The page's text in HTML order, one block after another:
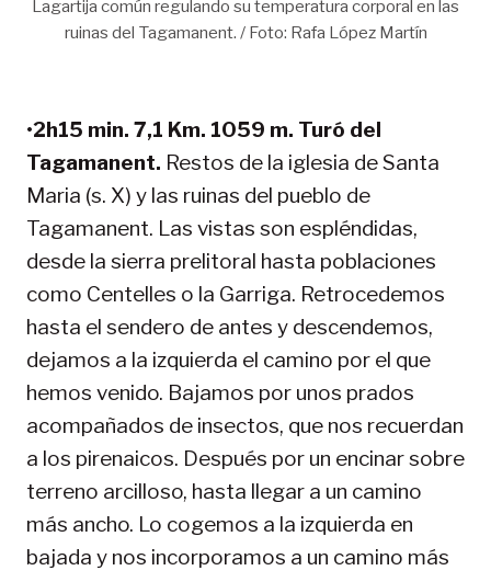
Lagartija común regulando su temperatura corporal en las
ruinas del Tagamanent. / Foto: Rafa López Martín
•2h15 min. 7,1 Km. 1059 m. Turó del
Tagamanent. Restos de la iglesia de Santa
Maria (s. X) y las ruinas del pueblo de
Tagamanent. Las vistas son espléndidas,
desde la sierra prelitoral hasta poblaciones
como Centelles o la Garriga. Retrocedemos
hasta el sendero de antes y descendemos,
dejamos a la izquierda el camino por el que
hemos venido. Bajamos por unos prados
acompañados de insectos, que nos recuerdan
a los pirenaicos. Después por un encinar sobre
terreno arcilloso, hasta llegar a un camino
más ancho. Lo cogemos a la izquierda en
bajada y nos incorporamos a un camino más